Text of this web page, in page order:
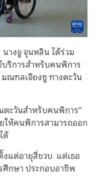
างจู จุนหลิน ได้ร่วม
ริการสำหรับคนพิการ
มณฑลเจียงซู ทางตะวัน
ตะวันสำหรับคนพิการ”
ห้คนพิการสามารถออก
ด้
งแต่อายุสี่ขวบ แต่เธอ
กษา ประกอบอาชีพ